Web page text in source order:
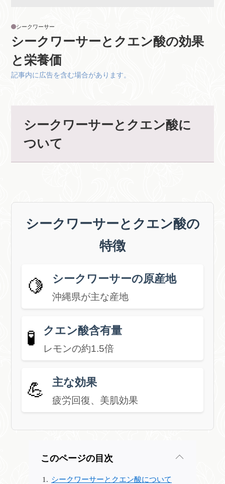
シークワーサーとクエン酸の効果
と栄養価
記事内に広告を含む場合があります。
シークワーサー
シークワーサーとクエン酸に
ついて
シークワーサーとクエン酸の
特徴
🍋 シークワーサーの原産地
沖縄県が主な産地
🧪 クエン酸含有量
レモンの約1.5倍
💪 主な効果
疲労回復、美肌効果
このページの目次
シークワーサーとクエン酸について